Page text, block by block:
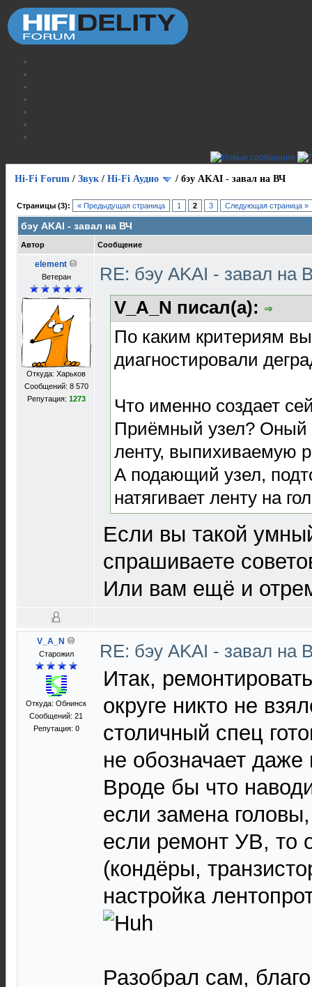
Hi-Fi Forum / Звук / Hi-Fi Аудио / бэу AKAI - завал на ВЧ
Страницы (3): « Предыдущая страница 1 2 3 Следующая страница »
бэу AKAI - завал на ВЧ
Автор Сообщение
element
Ветеран
Откуда: Харьков
Сообщений: 8 570
Репутация: 1273
RE: бэу AKAI - завал на
V_A_N писал(а):
По каким критериям
диагностировали
Что именно создает
Приёмный узел? Оный
ленту, выпихиваемую
А подающий узел,
натягивает ленту на
Если вы такой
спрашиваете
Или вам ещё и
V_A_N
Старожил
Откуда: Обнинск
Сообщений: 21
Репутация: 0
RE: бэу AKAI - завал на
Итак,
округе никто не
столичный спец
не обозначает
Вроде бы что
если замена
если ремонт УВ, то
(кондёры,
настройка
Разобрал сам,